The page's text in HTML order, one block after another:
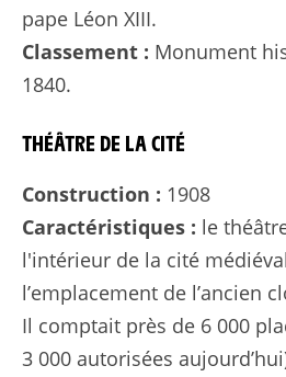
pape Léon XIII.
Classement : Monument
1840.
THÉÂTRE DE LA CITÉ
Construction : 1908
Caractéristiques : le
l'intérieur de la cité
l’emplacement de l’ancien
Il comptait près de 6 000
3 000 autorisées